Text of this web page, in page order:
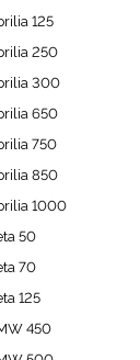
125
250
300
650
750
850
1000
50
70
125
450